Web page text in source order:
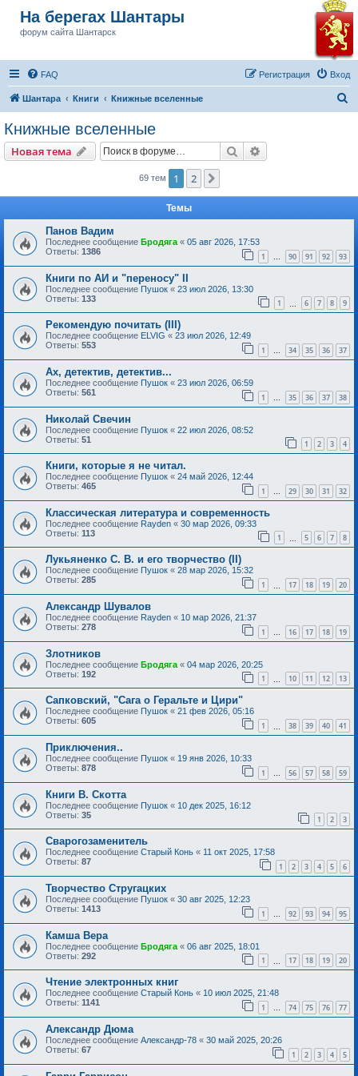
На берегах Шантары
форум сайта Шантарск
FAQ Вход
Регистрация
Шантара Книги Книжные вселенные
Книжные вселенные
Новая тема Поиск
69 тем 1 2
Темы
Панов Вадим
Последнее сообщение Бродяга « 05 авг 2026, 17:53
Ответы: 1386 1 … 90 91 92 93
Книги по АИ и "переносу" II
Последнее сообщение Пушок « 23 июл 2026, 13:30
Ответы: 133 1 6 7 8 9
Рекомендую почитать (III)
Последнее сообщение ELVIG « 23 июл 2026, 12:49
Ответы: 553 1 … 34 35 36 37
Ах, детектив, детектив...
Последнее сообщение Пушок « 23 июл 2026, 06:59
Ответы: 561 1 … 35 36 37 38
Николай Свечин
Последнее сообщение Пушок « 22 июл 2026, 08:52
Ответы: 51 1 2 3 4
Книги, которые я не читал.
Последнее сообщение Пушок « 24 май 2026, 12:44
Ответы: 465 1 … 29 30 31 32
Классическая литература и современность
Последнее сообщение Rayden « 30 мар 2026, 09:33
Ответы: 113 1 5 6 7 8
Лукьяненко С. В. и его творчество (II)
Последнее сообщение Пушок « 28 мар 2026, 15:32
Ответы: 285 1 17 18 19 20
Александр Шувалов
Последнее сообщение Rayden « 10 мар 2026, 21:37
Ответы: 278 1 … 16 17 18 19
Злотников
Последнее сообщение Бродяга « 04 мар 2026, 20:25
Ответы: 192 1 10 11 12 13
Сапковский, "Сага о Геральте и Цири"
Последнее сообщение Пушок « 21 фев 2026, 05:16
Ответы: 605 1 38 39 40 41
Приключения..
Последнее сообщение Пушок « 19 янв 2026, 10:33
Ответы: 878 1 … 56 57 58 59
Книги В. Скотта
Последнее сообщение Пушок « 10 дек 2025, 16:12
Ответы: 35 1 2 3
Сварогозаменитель
Последнее сообщение Старый Конь « 11 окт 2025, 17:58
Ответы: 87 1 2 3 4 5 6
Творчество Стругацких
Последнее сообщение Пушок « 30 авг 2025, 12:23
Ответы: 1413 1 … 92 93 94 95
Камша Вера
Последнее сообщение Бродяга « 06 авг 2025, 18:01
Ответы: 292 1 17 18 19 20
Чтение электронных книг
Последнее сообщение Старый Конь « 10 июл 2025, 21:48
Ответы: 1141 1 … 74 75 76 77
Александр Дюма
Последнее сообщение Александр-78 « 30 май 2025, 20:26
Ответы: 67 1 2 3 4 5